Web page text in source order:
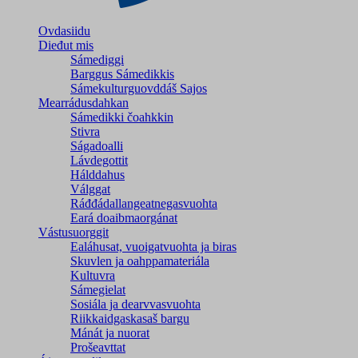
Ovdasiidu
Dieđut mis
Sámediggi
Barggus Sámedikkis
Sámekulturguovddáš Sajos
Mearrádusdahkan
Sámedikki čoahkkin
Stivra
Ságadoalli
Lávdegottit
Hálddahus
Válggat
Ráđđádallangeatnegas­vuohta
Eará doaibmaorgánat
Vástusuorggit
Ealáhusat, vuoigatvuohta ja biras
Skuvlen ja oahppamateriála
Kultuvra
Sámegielat
Sosiála ja dearvvasvuohta
Riikkaidgaskasaš bargu
Mánát ja nuorat
Prošeavttat